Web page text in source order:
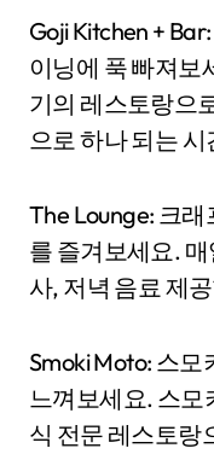
Goji Kitchen +
이닝에 푹 빠져보
기의 레스토랑으
으로 하나 되는
The Lounge: 크
를 즐겨보세요.
사, 저녁 음료 제
Smoki Moto: 스
느껴보세요. 스모
식 전문 레스토랑